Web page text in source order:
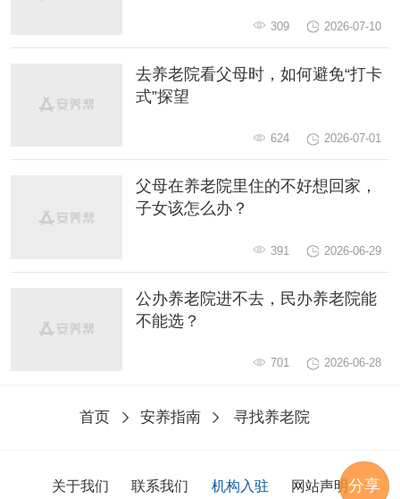
309 2026-07-10
去养老院看父母时，如何避免“打卡
式”探望
624 2026-07-01
父母在养老院里住的不好想回家，
子女该怎么办？
391 2026-06-29
公办养老院进不去，民办养老院能
不能选？
701 2026-06-28
分享
首页 安养指南 寻找养老院
关于我们 联系我们 机构入驻 网站声明